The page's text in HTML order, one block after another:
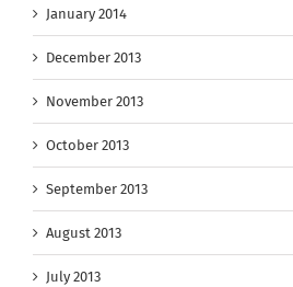
January 2014
December 2013
November 2013
October 2013
September 2013
August 2013
July 2013